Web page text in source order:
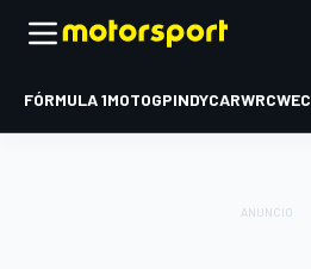
FÓRMULA 1MOTOGPINDYCARWRCWEC